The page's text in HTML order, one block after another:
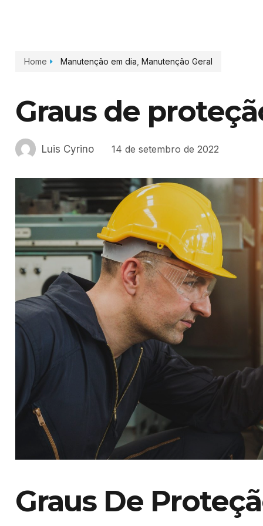
Home Manutenção em dia Manutenção Geral
Graus de
Luis Cyrino 14 de setembro de 2022
Graus De